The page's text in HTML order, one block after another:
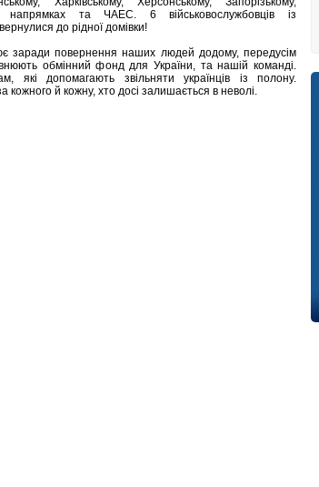
напрямках та ЧАЕС. 6 військовослужбовців із
до рідної домівки!
заради повернення наших людей додому, передусім
обмінний фонд для України, та нашій команді.
які допомагають звільняти українців із полону.
кожного й кожну, хто досі залишається в неволі.